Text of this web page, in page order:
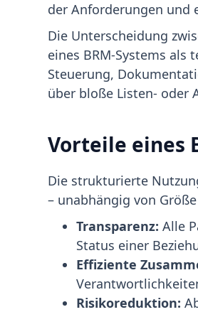
der Anforderungen und
Die Unterscheidung
eines BRM-Systems
Steuerung,
über bloße Listen- oder
Vorteile eines
Die strukturierte
– unabhängig von
Transparenz: Alle
Status einer
Effiziente
Risikoreduktion: